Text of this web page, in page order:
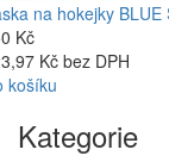
na hokejky
Kč
Kč bez DPH
košíku
Kategorie